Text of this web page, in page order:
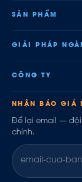
SẢN PHẨM
GIẢI PHÁP
CÔNG TY
NHẬN BÁO GIÁ
Để lại email — đội
chính.